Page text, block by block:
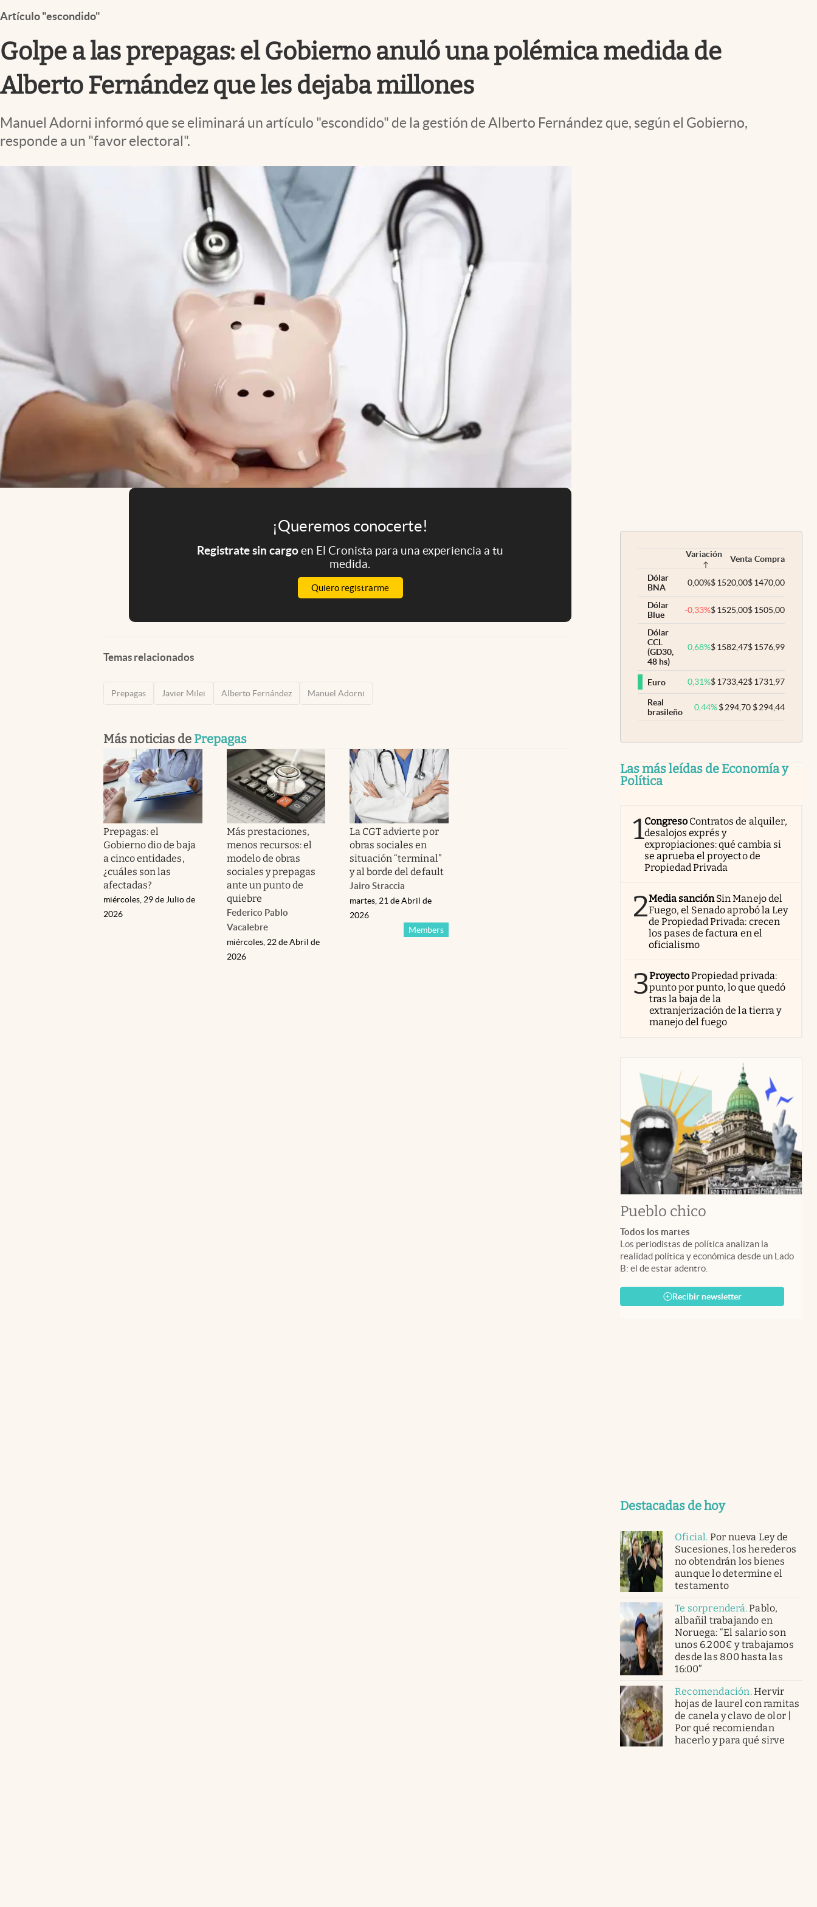
Clima
Mundial 2026
El Cronista Studio
Mediakit
abre en nueva pestaña
Artículo "escondido"
Golpe a las prepagas: el Gobierno anuló una polémica medida de
Alberto Fernández que les dejaba millones
Manuel Adorni informó que se eliminará un artículo "escondido" de la gestión de Alberto Fernández que, según el Gobierno,
responde a un "favor electoral".
¡Queremos conocerte!
Registrate sin cargoen El Cronista para una experiencia a tu
medida.
Quiero registrarme
Temas relacionados
Prepagas Javier Milei Alberto Fernández Manuel Adorni
Más noticias de Prepagas
Prepagas: el
Gobierno dio de baja
a cinco entidades,
¿cuáles son las
afectadas?
miércoles, 29 de Julio de
2026
Más prestaciones,
menos recursos: el
modelo de obras
sociales y prepagas
ante un punto de
quiebre
Federico Pablo
Vacalebre
miércoles, 22 de Abril de
2026
La CGT advierte por
obras sociales en
situación “terminal”
y al borde del default
Jairo Straccia
Members
martes, 21 de Abril de
2026
Variación Venta Compra
Dólar
BNA
0,00%$1520,00$1470,00
Dólar
Blue
-0,33%$1525,00$1505,00
Dólar
CCL
(GD30,
48 hs)
0,68%$1582,47$1576,99
Euro 0,31%$1733,42$1731,97
Real
brasileño
0,44% $294,70 $294,44
Las más leídas de Economía y
Política
1Congreso Contratos de alquiler,
desalojos exprés y
expropiaciones: qué cambia si
se aprueba el proyecto de
Propiedad Privada
2Media sanciónSin Manejo del
Fuego, el Senado aprobó la Ley
de Propiedad Privada: crecen
los pases de factura en el
oficialismo
3ProyectoPropiedad privada:
punto por punto, lo que quedó
tras la baja de la
extranjerización de la tierra y
manejo del fuego
Pueblo chico
Todos los martes
Los periodistas de política analizan la
realidad política y económica desde un Lado
B: el de estar adentro.
Recibir newsletter
Destacadas de hoy
Oficial. Por nueva Ley de
Sucesiones, los herederos
no obtendrán los bienes
aunque lo determine el
testamento
Te sorprenderá.Pablo,
albañil trabajando en
Noruega: “El salario son
unos 6.200€ y trabajamos
desde las 8:00 hasta las
16:00”
Recomendación.Hervir
hojas de laurel con ramitas
de canela y clavo de olor |
Por qué recomiendan
hacerlo y para qué sirve